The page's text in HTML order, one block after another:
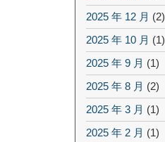
2025 年 12 月 (2)
2025 年 10 月 (1)
2025 年 9 月 (1)
2025 年 8 月 (2)
2025 年 3 月 (1)
2025 年 2 月 (1)